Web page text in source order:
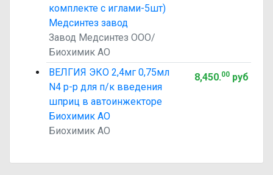
комплекте с иглами-5шт)
Медсинтез завод
Завод Медсинтез ООО/
Биохимик АО
ВЕЛГИЯ ЭКО 2,4мг 0,75мл
N4 р-р для п/к введения
шприц в автоинжекторе
Биохимик АО
Биохимик АО
8,450.00руб